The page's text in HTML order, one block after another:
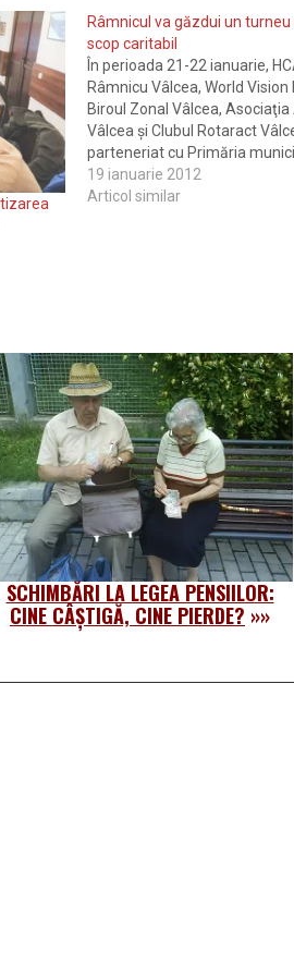
Râmnicul va găzdui un
scop caritabil
În perioada 21-22 ianuarie,
Râmnicu Vâlcea, World Vision
Biroul Zonal Vâlcea, Asociaţia
Vâlcea şi Clubul Rotaract
parteneriat cu Primăria
Vâlcea, organizează turneul
amatori (ediţia cu numărul
19 ianuarie 2012
Articol similar
SCHIMBĂRI LA LEGEA PENSIILOR:
CINE CÂȘTIGĂ, CINE PIERDE? »»